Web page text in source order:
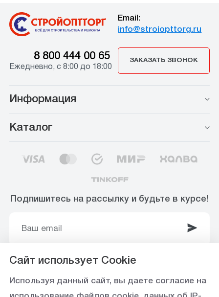
Email:
info@stroiopttorg.ru
8 800 444 00 65
Ежедневно, с 8:00 до 18:00
ЗАКАЗАТЬ ЗВОНОК
Информация
Каталог
Подпишитесь на рассылку и будьте в курсе!
Сайт использует Cookie
Используя данный сайт, вы даете согласие на